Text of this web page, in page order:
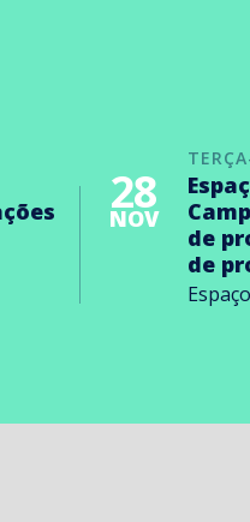
28
NOV
de
de